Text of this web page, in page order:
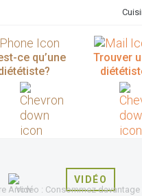
ce qu’une
Trouver
Vidéo : Consommez
VIDÉO